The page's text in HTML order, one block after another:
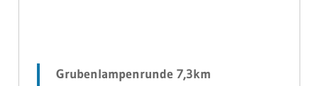
Grubenlampenrunde 7,3km